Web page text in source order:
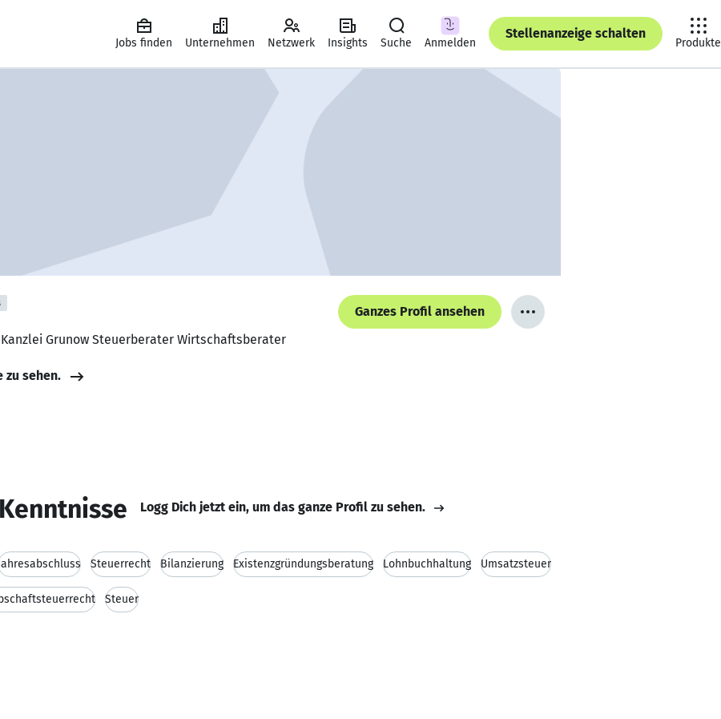
Jobs finden Unternehmen Netzwerk Insights Suche Anmelden
Stellenanzeige schalten
Produkte
Ganzes Profil ansehen
Grunow Steuerberater Wirtschaftsberater
zu sehen.
Logg Dich jetzt ein, um das ganze Profil zu sehen.
Steuerrecht Bilanzierung Existenzgründungsberatung Lohnbuchhaltung Umsatzsteuer
Steuer